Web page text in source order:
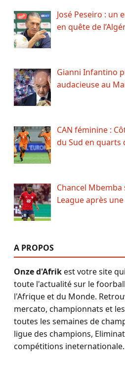
José Peseiro : un
en quête de
Gianni Infantino
audacieuse au
CAN féminine :
du Sud en quarts
Chancel Mbemba
League après
A PROPOS
Onze d'Afrikest votre site
toute l'actualité sur le
l'Afrique et du Monde.
mercato, championnats et les
toutes les semaines de
ligue des champions,
compétitions ineternationale.